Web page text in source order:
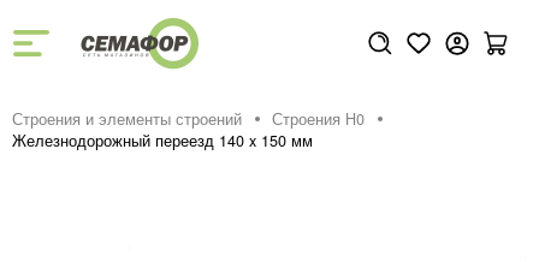
Строения и элементы строений
Строения H0
Железнодорожный переезд 140 x 150 мм